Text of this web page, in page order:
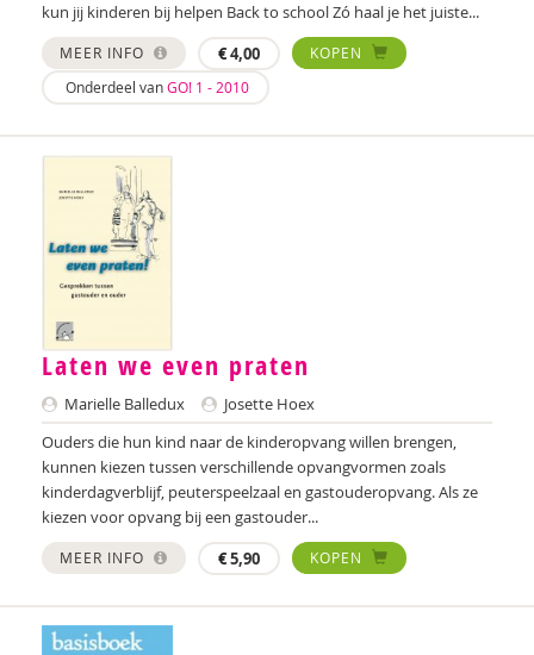
Pauline Slot
Ann Steverlynck
Matthieu Vandendriessche
Veerle Vervaet
Su'en Verweij
Anke Wagenaar
Tamara Wally
Simon Wemel
kun jij kinderen bij helpen Back to school Zó haal je het juiste...
MEER INFO €4,00
KOPEN
Onderdeel vanGO! 1 - 2010
Laten we even praten
Marielle Balledux
Josette Hoex
Ouders die hun kind naar de kinderopvang willen brengen,
kunnen kiezen tussen verschillende opvangvormen zoals
kinderdagverblijf, peuterspeelzaal en gastouderopvang. Als ze
kiezen voor opvang bij een gastouder...
MEER INFO €5,90 KOPEN